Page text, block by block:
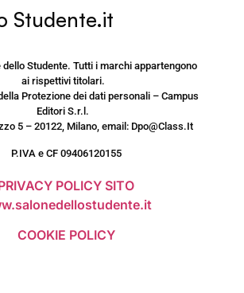
Studente.it
Studente. Tutti i marchi appartengono
ai rispettivi titolari.
Protezione dei dati personali – Campus
Editori S.r.l.
5 – 20122, Milano, email: Dpo@Class.It
P.IVA e CF 09406120155
POLICY SITO
COOKIE POLICY